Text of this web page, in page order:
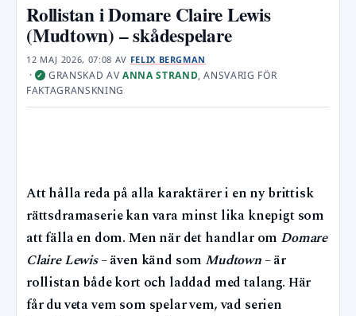
Rollistan i Domare Claire Lewis
(Mudtown) – skådespelare
12 MAJ 2026, 07:08 AV FELIX BERGMAN
· ✓ GRANSKAD AV ANNA STRAND, ANSVARIG FÖR
FAKTAGRANSKNING
Att hålla reda på alla karaktärer i en ny brittisk
rättsdramaserie kan vara minst lika knepigt som
att fälla en dom. Men när det handlar om Domare
Claire Lewis– även känd som Mudtown– är
rollistan både kort och laddad med talang. Här
får du veta vem som spelar vem, vad serien